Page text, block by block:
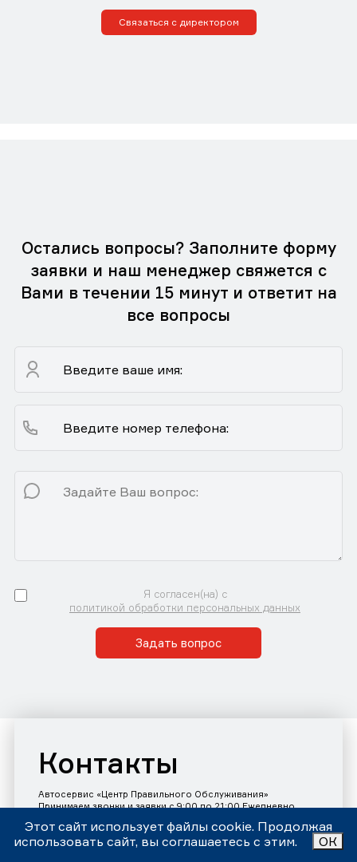
Связаться с директором
Остались вопросы? Заполните форму
заявки и наш менеджер свяжется с
Вами в течении 15 минут и ответит на
все вопросы
Я согласен(на) с
политикой обработки персональных данных
Задать вопрос
Контакты
Автосервис «Центр Правильного Обслуживания»
Принимаем звонки и заявки с 9:00 до 21:00 Ежедневно
Этот сайт использует файлы cookie. Продолжая
использовать сайт, вы соглашаетесь с этим.
ОК